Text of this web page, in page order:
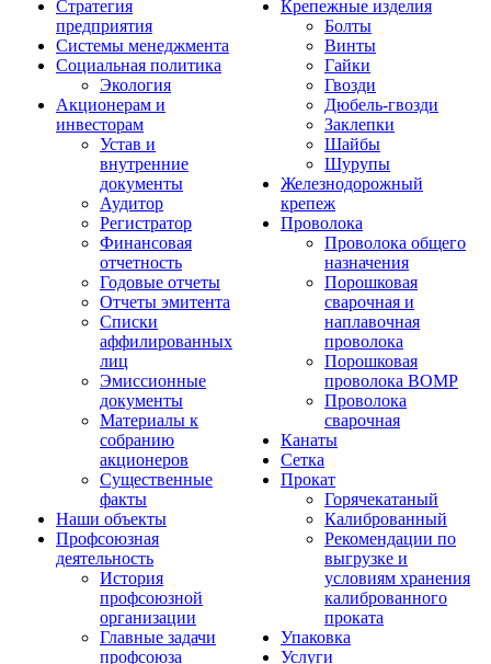
Стратегия
предприятия
Системы менеджмента
Социальная политика
Экология
Акционерам и
инвесторам
Устав и
внутренние
документы
Аудитор
Регистратор
Финансовая
отчетность
Годовые отчеты
Отчеты эмитента
Списки
аффилированных
лиц
Эмиссионные
документы
Материалы к
собранию
акционеров
Существенные
факты
Наши объекты
Профсоюзная
деятельность
История
профсоюзной
организации
Главные задачи
профсоюза
Крепежные изделия
Болты
Винты
Гайки
Гвозди
Дюбель-гвозди
Заклепки
Шайбы
Шурупы
Железнодорожный
крепеж
Проволока
Проволока общего
назначения
Порошковая
сварочная и
наплавочная
проволока
Порошковая
проволока ВОМР
Проволока
сварочная
Канаты
Сетка
Прокат
Горячекатаный
Калиброванный
Рекомендации по
выгрузке и
условиям хранения
калиброванного
проката
Упаковка
Услуги